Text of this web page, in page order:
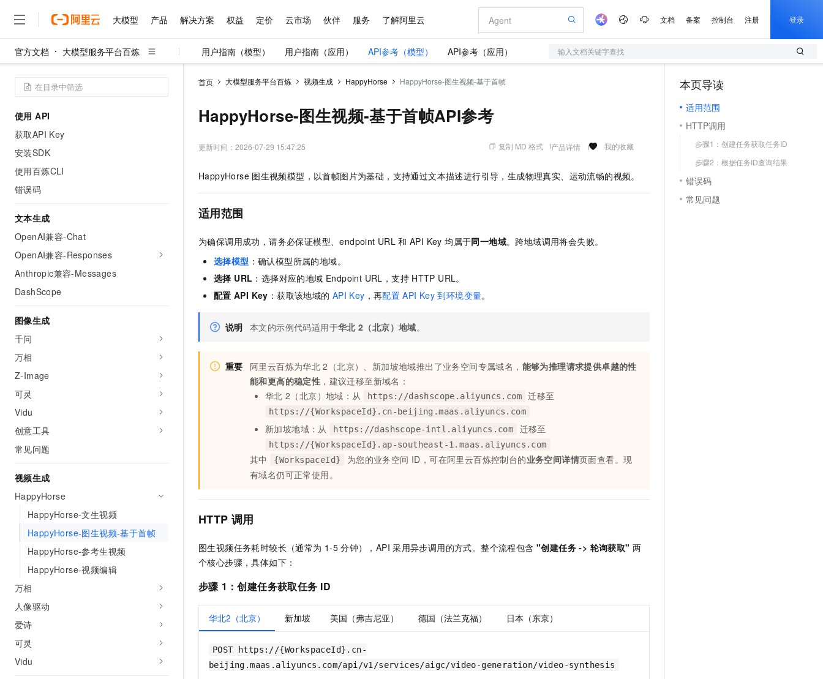
大模型 产品 解决方案 权益 定价 云市场 伙伴 服务 了解阿里云 文档 备案 控制台 注册 登录
官方文档 大模型服务平台百炼 用户指南（模型） 用户指南（应用） API参考（模型） API参考（应用） 输入文档关键字查找
使用 API
获取API Key
安装SDK
使用百炼CLI
错误码
文本生成
OpenAI兼容-Chat
OpenAI兼容-Responses
Anthropic兼容-Messages
DashScope
图像生成
千问
万相
Z-Image
可灵
Vidu
创意工具
常见问题
视频生成
HappyHorse
HappyHorse-文生视频
HappyHorse-图生视频-基于首帧
HappyHorse-参考生视频
HappyHorse-视频编辑
万相
人像驱动
爱诗
可灵
Vidu
首页 大模型服务平台百炼 视频生成 HappyHorse HappyHorse-图生视频-基于首帧
HappyHorse-图生视频-基于首帧API参考
更新时间： 2026-07-29 15:47:25 复制 MD 格式 产品详情 我的收藏
HappyHorse 图生视频模型，以首帧图片为基础，支持通过文本描述进行引导，生成物理真实、运动流畅的视频。
适用范围
为确保调用成功，请务必保证模型、endpoint URL 和 API Key 均属于同一地域。跨地域调用将会失败。
选择模型 ：确认模型所属的地域。
选择 URL ：选择对应的地域 Endpoint URL，支持 HTTP URL。
配置 API Key ：获取该地域的 API Key ，再配置 API Key 到环境变量。
说明 本文的示例代码适用于华北 2（北京）地域。
重要 阿里云百炼为华北 2（北京）、新加坡地域推出了业务空间专属域名， 能够为推理请求提供卓越的性
能和更高的稳定性 ，建议迁移至新域名：
华北 2（北京）地域：从 https://dashscope.aliyuncs.com 迁移至
https://{WorkspaceId}.cn-beijing.maas.aliyuncs.com
新加坡地域：从 https://dashscope-intl.aliyuncs.com 迁移至
https://{WorkspaceId}.ap-southeast-1.maas.aliyuncs.com
其中 {WorkspaceId} 为您的业务空间 ID，可在阿里云百炼控制台的业务空间详情页面查看。现
有域名仍可正常使用。
HTTP 调用
图生视频任务耗时较长（通常为 1-5 分钟），API 采用异步调用的方式。整个流程包含 "创建任务 -> 轮询获取" 两
个核心步骤，具体如下：
步骤 1：创建任务获取任务 ID
华北2（北京） 新加坡 美国（弗吉尼亚） 德国（法兰克福） 日本（东京）
POST https://{WorkspaceId}.cn-
beijing.maas.aliyuncs.com/api/v1/services/aigc/video-generation/video-synthesis
本页导读
适用范围
HTTP调用
步骤1：创建任务获取任务ID
步骤2：根据任务ID查询结果
错误码
常见问题
大模型
千问AI平台
能看、能想、能动手的多模态智能体模型
Qwen3-VL-Plus
视觉 Coding、空间感知、多模态思考等全面升级
旗舰 MoE 大模型，百万上下文与顶尖推理能力
1M上下文，专为长程任务能力而生
图生视频，流畅自然，细节丰富
语音识别与合成
Qwen3-TTS-Flash
大模型服务
千问AI平台-Token Plan
个人版上线、团队版降价；千问3.8-Max首发发尝鲜
新一代 AI 视频生成模型，深度适配广告营销等场景
AI 应用构建
丰富多元化的应用模版和解决方案
大模型服务平台百炼-智能体
人工智能平台 PAI
AI Native 的算法工程平台，一站式完成建模、训练、推理服务部署
面向真实软件的智能体编程平台
万有无界
秒悟
云端极速 AI 应用创作平台
大模型解决方案
快速部署 Dify，高效搭建 AI 应用
10 分钟在聊天系统中增加一个 AI 助手 即刻拥有 DeepSeek-R1 满血版 超强辅助，Bolt.diy 一步搞定创意建站
产品
精选产品
计算
容器
存储
网络与CDN
安全
中间件
数据库
大数据计算
媒体服务
企业服务与云通信
域名与网站
开发工具
迁移与运维管理
精选产品
多元化、高性能、安全可靠的大模型服务
无影云电脑
随时随地安全接入的云上超级电脑
云解析DNS
云原生大数据计算服务 MaxCompute
面向分析的企业级SaaS模式云数据仓库
提供智能易用的域名与建站服务
人工智能平台 PAI 大模型
一站式AI开发、训练和推理服务
容器服务 Kubernetes 版 ACK
全托管，含MySQL、PostgreSQL、SQL Server、MariaDB多引擎
Qoder
面向真实软件的智能体编程平台
云防火墙
轻量应用服务器
数字证书管理服务（原SSL证书）
实现全站HTTPS，呈现可信的WEB访问
大数据开发治理平台 DataWorks
解决方案
精选解决方案
互联网应用开发
大数据
现代化应用
安全
网络
上云与迁云
企业出海
政企业务
精选解决方案
企业级Agent产品，直接交付可用成果
HappyHorse 打造一站式影视创作平台
可视化编排打通从文字构思到成片全链路闭环
快速拥有专属 OpenClaw
上传文档即自动完成翻译和格式还原
Hermes Agent，打造自进化智能体
自主进化，持久记忆，越用越聪明
轻松解锁专属 DeepSeek-V4-Pro
5 分钟轻松部署专属 QwenPaw HOT
从聊天伙伴进化为能主动干活的本地数字员工
一句话生成原生可编辑精美 PPT 文稿
输入一句话想法, 轻松生成专业的 PPT
一键部署幻兽帕鲁游戏服务器
一键购买专属联机服务器，轻松开启游戏
漫剧工坊：一站式动画创作平台
快速生产连贯的高质量长漫剧
10 分钟搭建微信、支付宝小程序
权益 普惠上云
云服务器38元/年起，超值低价云产品抢先购
推荐新用户得奖励，单订单最高返9万
云工开物
高校专属算力普惠，学生认证享300元代金券
免费试用
解决方案免费试用 新老同享
最高领取价值200元试用点，立即开启云上创新
AI 产品 免费试用
1亿+ 大模型 tokens 和 30+ 款产品免费体验
140+云产品 免费试用
产品新客免费试用，最长12个月
大模型ACA认证体验
助力企业全员 AI 认知与能力提升
AI 特惠
至高享 1亿+免费 tokens，加速 Al 应用落地
Token Plan 模型订阅计划 NEW
Qwen3.8-Max 首发尝鲜，限时加量 10 倍，夜间低至2折
万小智 AI 建站低至 15元/月
Night Plan 支持 Qwen 3.8-Max NEW
夜间 5 折，Qwen/Meoo/TokenPlan 客户专享
AI 场景体验
从图文生成到视频创作，一键激活电商全链路生产力
AI 广告创作
图文、视频一站生成，高效打造优质广告素材
AI 短剧/漫剧
AI 活动
AI 生产力先锋
先锋实践拓展 AI 生产力的边界
飞天发布时刻
所见，即是所愿
从基础到进阶，Agent 创客手把手教你
定价 产品定价
了解云产品的定价详情
云上成本管理
管理和优化成本
价格计算器
自助选配和估算价格
价格优势
配置报价器
阿里云 OPC 创新助力计划
Token 补贴，五大权
益加速 OPC 成功
云市场 精选商城
多端小程序
观测云
Tuya 物联网平台阿里云版
电子合同
Tableau 订阅
AI空中课堂在线直播课堂（旗舰版）
生态解决方案
开发者生态解决方案
数据与 API
手机三要素
OCR 文字识别
快递物流查询
企业应用
CRM
财税管理
400电话
广告营销
基础软件
JAVA
WordPress
定制建站
定制小程序
APP 开发
专业服务
上云迁移
代维服务
伙伴 成为销售伙伴
咨询伙伴
销售伙伴合作计划
无影生态合作计划
Consulting Partner 合作计划
成为产品伙伴
产品生态伙伴
产品伙伴合作计划
云网络合作计划
成为服务伙伴
服务伙伴合作计划
Al MaaS 服务伙伴赋能合作
伙伴信用分合作计划
更多支持
合作伙伴培训与认证
查询合作伙伴
服务 售前咨询
售后服务
自助服务
在线服务
短信专区
企业增值服务
专家技术服务
企业成长
阿里云认证
信息公告
开发者社区
我要反馈
了解阿里云 为什么选择阿里云
技术领先
分析师报告
研究报告与白皮书
天池大赛
AI 算法大赛
入门学习赛
最佳实践
云上奥运之旅
看见新力量
市场活动 加入我们